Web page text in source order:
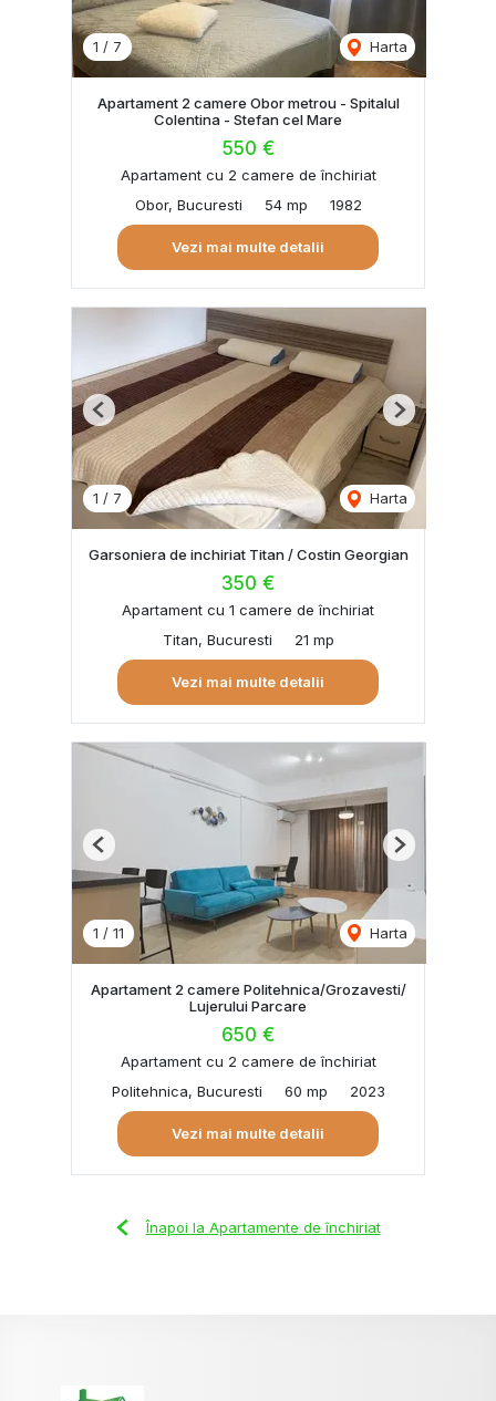
1 / 7 Harta
Apartament 2 camere Obor metrou - Spitalul
Colentina - Stefan cel Mare
550 €
Apartament cu 2 camere de închiriat
Obor, Bucuresti
54 mp 1982
Vezi mai multe detalii
1 / 7 Harta
Previous Next
Garsoniera de inchiriat Titan / Costin Georgian
350 €
Apartament cu 1 camere de închiriat
Titan, Bucuresti
21 mp
Vezi mai multe detalii
1 / 11 Harta
Previous Next
Apartament 2 camere Politehnica/Grozavesti/
Lujerului Parcare
650 €
Apartament cu 2 camere de închiriat
Politehnica, Bucuresti
60 mp 2023
Vezi mai multe detalii
Înapoi la Apartamente de închiriat